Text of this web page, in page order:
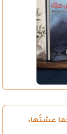
عشتُها،